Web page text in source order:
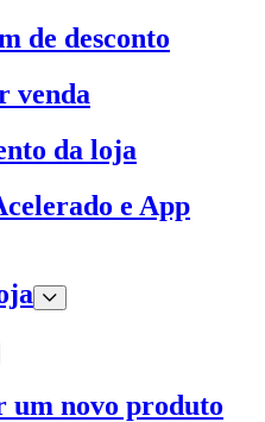
de desconto
venda
da loja
e App
um novo produto